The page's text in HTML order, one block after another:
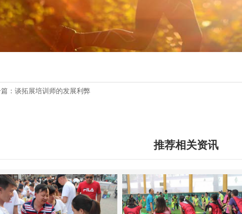
：谈拓展培训师的发展利弊
推荐相关资讯